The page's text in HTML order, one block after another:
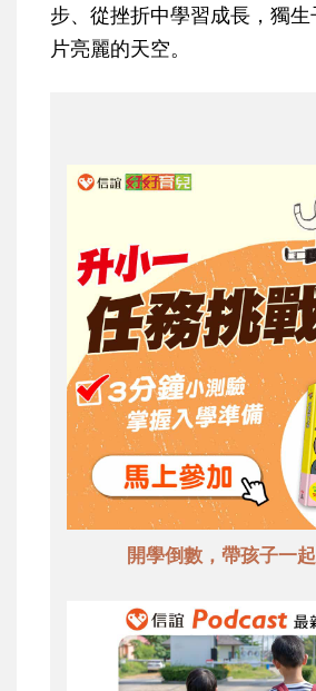
步、從挫折中學習成長，獨
片亮麗的天空。
開學倒數，帶孩子一